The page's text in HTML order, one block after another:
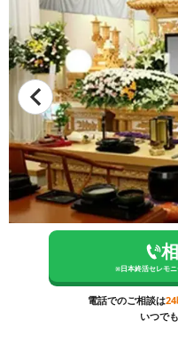
※日本終活セレモニ
電話でのご相談は
いつで